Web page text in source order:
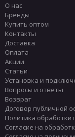
О нас
Бренды
Купить оптом
Контакты
Доставка
Оплата
Акции
Статьи
Установка и
Вопросы и ответы
Возврат
Договор публичной
Политика
Согласие на